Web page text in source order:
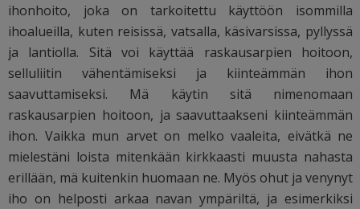
ihonhoito, joka on tarkoitettu käyttöön isommilla
ihoalueilla, kuten reisissä, vatsalla, käsivarsissa, pyllyssä
ja lantiolla. Sitä voi käyttää raskausarpien hoitoon,
selluliitin vähentämiseksi ja kiinteämmän ihon
saavuttamiseksi. Mä käytin sitä nimenomaan
raskausarpien hoitoon, ja saavuttaakseni kiinteämmän
ihon. Vaikka mun arvet on melko vaaleita, eivätkä ne
mielestäni loista mitenkään kirkkaasti muusta nahasta
erillään, mä kuitenkin huomaan ne. Myös ohut ja venynyt
iho on helposti arkaa navan ympäriltä, ja esimerkiksi